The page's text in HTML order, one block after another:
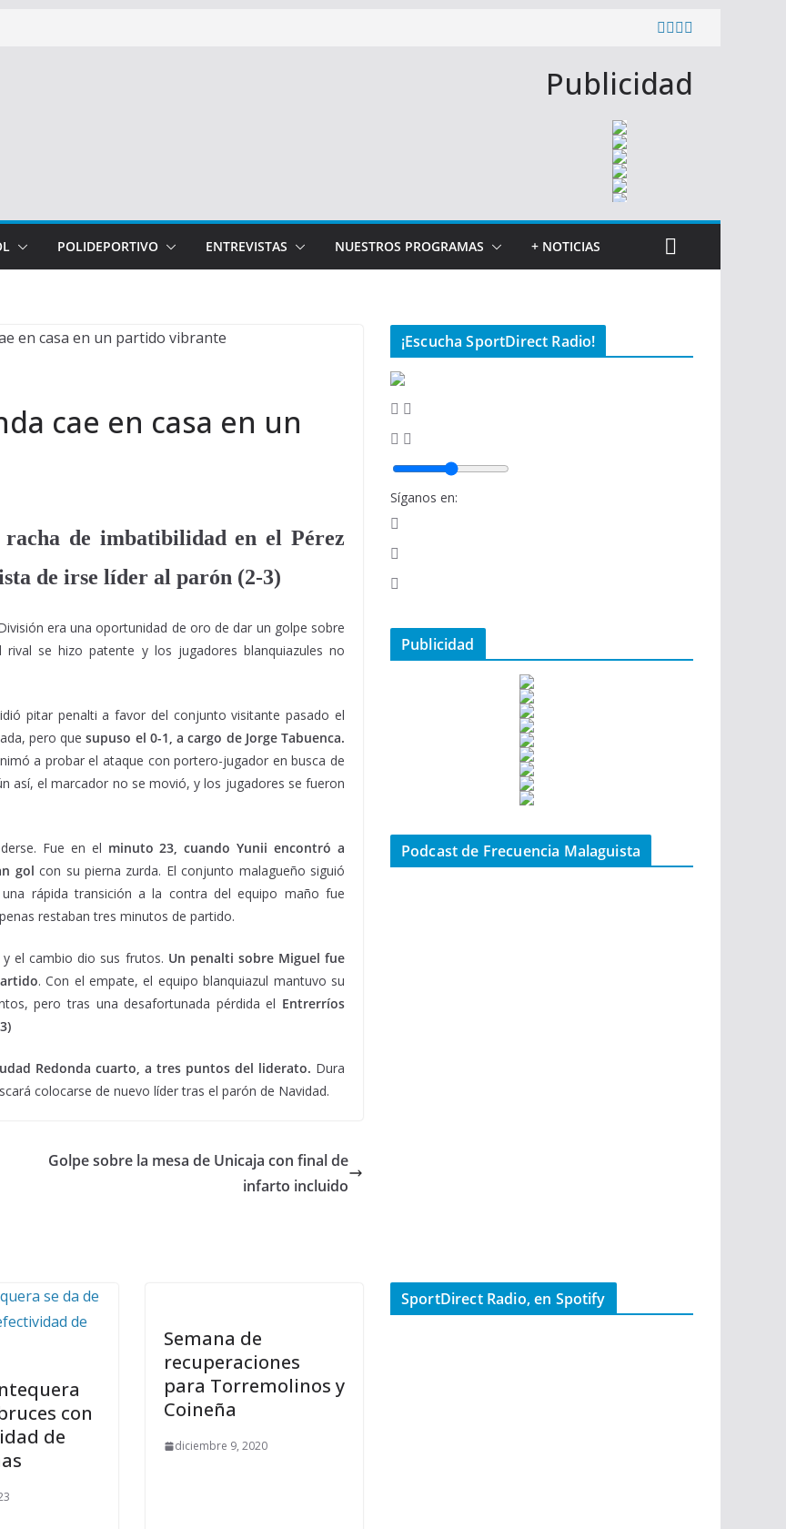
Publicidad
POLIDEPORTIVO ENTREVISTAS NUESTROS PROGRAMAS + NOTICIAS
cae en casa en un
de imbatibilidad en el Pérez
de irse líder al parón (2-3)
era una oportunidad de oro de dar un golpe sobre
se hizo patente y los jugadores blanquiazules no
pitar penalti a favor del conjunto visitante pasado el
pero quesupuso el 0-1, a cargo de Jorge Tabuenca.
a probar el ataque con portero-jugador en busca de
así, el marcador no se movió, y los jugadores se fueron
Fue en el minuto 23, cuando Yunii encontró a
gol con su pierna zurda. El conjunto malagueño siguió
rápida transición a la contra del equipo maño fue
restaban tres minutos de partido.
el cambio dio sus frutos. Un penalti sobre Miguel fue
. Con el empate, el equipo blanquiazul mantuvo su
pero tras una desafortunada pérdida el Entrerríos
Redonda cuarto, a tres puntos del liderato. Dura
colocarse de nuevo líder tras el parón de Navidad.
Golpe sobre la mesa de Unicaja con final de
infarto incluido
con
de
Semana de
recuperaciones
para Torremolinos y
Coineña
diciembre 9, 2020
¡Escucha SportDirect Radio!
Síganos en:
Publicidad
Podcast de Frecuencia Malaguista
SportDirect Radio, en Spotify